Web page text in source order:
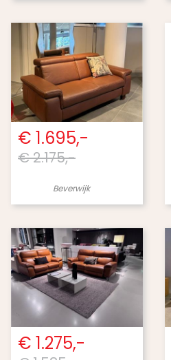
€ 1.695,-
€ 2.175,-
Beverwijk
€ 1.275,-